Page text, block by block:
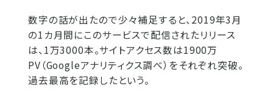
数字の話が出たので少々補足すると、2019年3月
の1カ月間にこのサービスで配信されたリリース
は、1万3000本。サイトアクセス数は1900万
PV（Googleアナリティクス調べ）をそれぞれ突破。
過去最高を記録したという。